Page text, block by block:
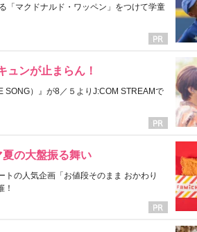
「マクドナルド・ワッペン」をつけて学童
ュンが止まらん！
SONG）』が8／５よりJ:COM STREAMで
の大盤振る舞い
の人気企画「お値段そのまま おかわり
！